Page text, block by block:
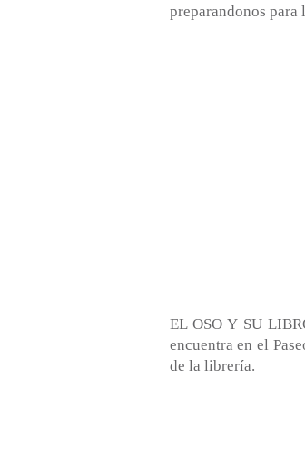
preparandonos para
EL OSO Y SU
encuentra en el
de la librería.